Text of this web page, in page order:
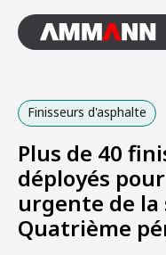
Finisseurs d'asphalte
Plus de 40
déployés
urgente de la
Quatrième